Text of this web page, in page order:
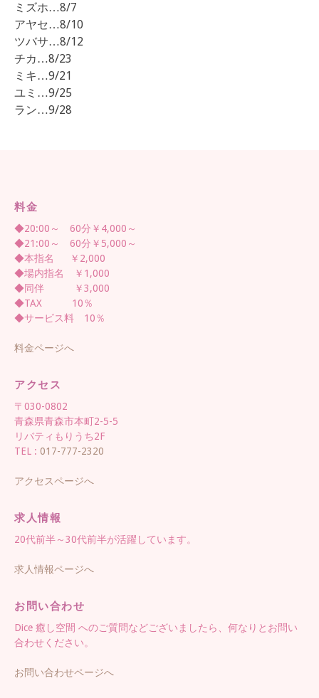
ミズホ…8/7
アヤセ…8/10
ツバサ…8/12
チカ…8/23
ミキ…9/21
ユミ…9/25
ラン…9/28
料金
◆20:00～ 60分￥4,000～
◆21:00～ 60分￥5,000～
◆本指名 ￥2,000
◆場内指名 ￥1,000
◆同伴 ￥3,000
◆TAX 10％
◆サービス料 10％
料金ページへ
アクセス
〒030-0802
青森県青森市本町2-5-5
リバティもりうち2F
TEL : 017-777-2320
アクセスページへ
求人情報
20代前半～30代前半が活躍しています。
求人情報ページへ
お問い合わせ
Dice 癒し空間 へのご質問などございましたら、何なりとお問い
合わせください。
お問い合わせページへ